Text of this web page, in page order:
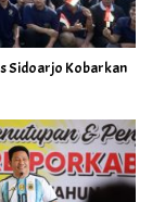
Sidoarjo Kobarkan